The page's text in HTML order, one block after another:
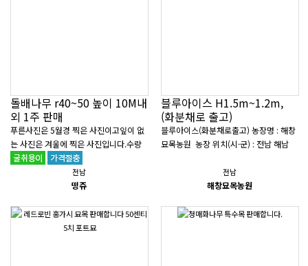
돌배나무 r40~50 높이 10M내
외 1주 판매
푸른사진은 5월경 찍은 사진이고잎이 없
는 사진은 겨울에 찍은 사진입니다.수량
은 뭐 흘러넘쳐서 매년 가지가 열매때문
에 무게를 못견뎌서 부러집니다. 1..
전남
떵쥬
블루아이스 H1.5m~1.2m,
(화분채로 출고)
블루아이스(화분채로출고) 농장명 : 해창
묘목농원 ​ 농장 위치(시·군) : 전남 해남
영 기간 : 연중 ​ 농장 규모 : 3..
전남
해창묘목농원